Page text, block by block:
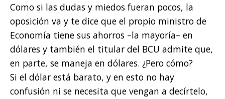
Como si las dudas y miedos fueran pocos, la
oposición va y te dice que el propio ministro de
Economía tiene sus ahorros –la mayoría– en
dólares y también el titular del BCU admite que,
en parte, se maneja en dólares. ¿Pero cómo?
Si el dólar está barato, y en esto no hay
confusión ni se necesita que vengan a decírtelo,